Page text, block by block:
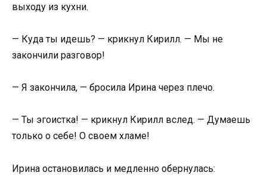
выходу из кухни.
— Куда ты идешь? — крикнул Кирилл. — Мы не
закончили разговор!
— Я закончила, — бросила Ирина через плечо.
— Ты эгоистка! — крикнул Кирилл вслед. — Думаешь
только о себе! О своем хламе!
Ирина остановилась и медленно обернулась: